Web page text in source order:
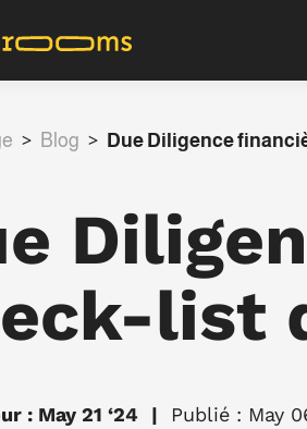
> Blog > Due Diligence
list
: May 21 ‘24 Publié : May